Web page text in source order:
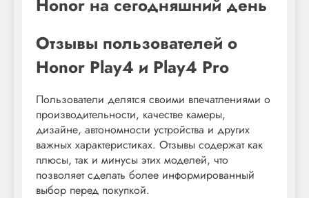
Honor на сегодняшний день
Отзывы пользователей о
Honor Play4 и Play4 Pro
Пользователи делятся своими впечатлениями о
производительности, качестве камеры,
дизайне, автономности устройства и других
важных характеристиках. Отзывы содержат как
плюсы, так и минусы этих моделей, что
позволяет сделать более информированный
выбор перед покупкой.